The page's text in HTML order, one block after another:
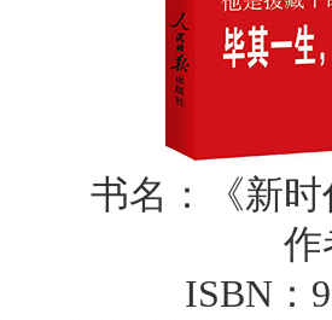
书名：《新
作
ISBN：